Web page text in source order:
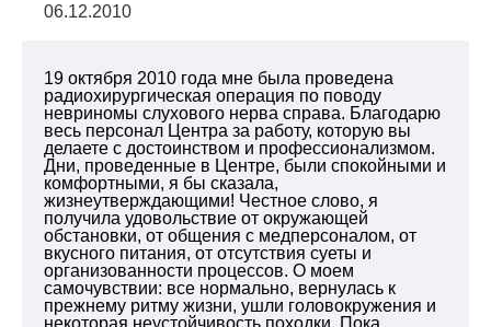
06.12.2010
19 октября 2010 года мне была проведена
радиохирургическая операция по поводу
невриномы слухового нерва справа. Благодарю
весь персонал Центра за работу, которую вы
делаете с достоинством и профессионализмом.
Дни, проведенные в Центре, были спокойными и
комфортными, я бы сказала,
жизнеутверждающими! Честное слово, я
получила удовольствие от окружающей
обстановки, от общения с медперсоналом, от
вкусного питания, от отсутствия суеты и
организованности процессов. О моем
самочувствии: все нормально, вернулась к
прежнему ритму жизни, ушли головокружения и
некоторая неустойчивость походки. Пока